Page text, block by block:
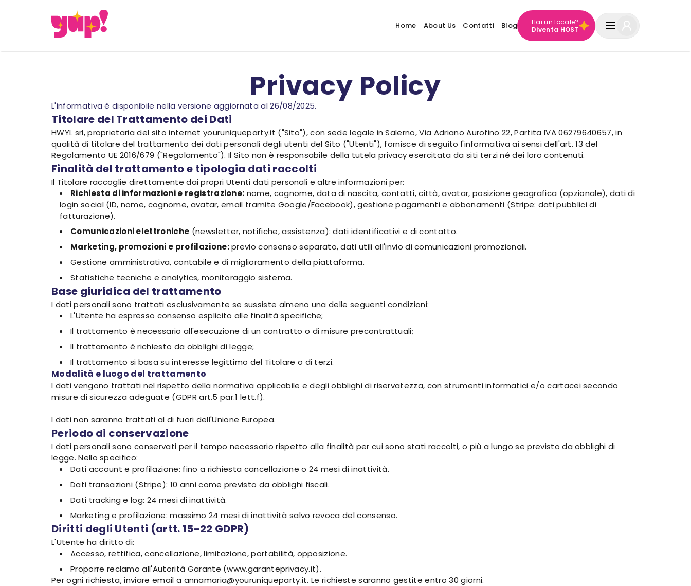
Home About Us Contatti Blog
Hai un locale?
Diventa HOST
Privacy Policy
L'informativa è disponibile nella versione aggiornata al 26/08/2025.
Titolare del Trattamento dei Dati
HWYL srl, proprietaria del sito internet youruniqueparty.it ("Sito"), con sede legale in Salerno, Via Adriano Aurofino 22, Partita IVA 06279640657, in
qualità di titolare del trattamento dei dati personali degli utenti del Sito ("Utenti"), fornisce di seguito l'informativa ai sensi dell'art. 13 del
Regolamento UE 2016/679 ("Regolamento"). Il Sito non è responsabile della tutela privacy esercitata da siti terzi né dei loro contenuti.
Finalità del trattamento e tipologia dati raccolti
Il Titolare raccoglie direttamente dai propri Utenti dati personali e altre informazioni per:
Richiesta di informazioni e registrazione: nome, cognome, data di nascita, contatti, città, avatar, posizione geografica (opzionale), dati di
login social (ID, nome, cognome, avatar, email tramite Google/Facebook), gestione pagamenti e abbonamenti (Stripe: dati pubblici di
fatturazione).
Comunicazioni elettroniche (newsletter, notifiche, assistenza): dati identificativi e di contatto.
Marketing, promozioni e profilazione:previo consenso separato, dati utili all'invio di comunicazioni promozionali.
Gestione amministrativa, contabile e di miglioramento della piattaforma.
Statistiche tecniche e analytics, monitoraggio sistema.
Base giuridica del trattamento
I dati personali sono trattati esclusivamente se sussiste almeno una delle seguenti condizioni:
L'Utente ha espresso consenso esplicito alle finalità specifiche;
Il trattamento è necessario all'esecuzione di un contratto o di misure precontrattuali;
Il trattamento è richiesto da obblighi di legge;
Il trattamento si basa su interesse legittimo del Titolare o di terzi.
Modalità e luogo del trattamento
I dati vengono trattati nel rispetto della normativa applicabile e degli obblighi di riservatezza, con strumenti informatici e/o cartacei secondo
misure di sicurezza adeguate (GDPR art.5 par.1 lett.f).
I dati non saranno trattati al di fuori dell'Unione Europea.
Periodo di conservazione
I dati personali sono conservati per il tempo necessario rispetto alla finalità per cui sono stati raccolti, o più a lungo se previsto da obblighi di
legge. Nello specifico:
Dati account e profilazione: fino a richiesta cancellazione o 24 mesi di inattività.
Dati transazioni (Stripe): 10 anni come previsto da obblighi fiscali.
Dati tracking e log: 24 mesi di inattività.
Marketing e profilazione: massimo 24 mesi di inattività salvo revoca del consenso.
Diritti degli Utenti (artt. 15-22 GDPR)
L'Utente ha diritto di:
Accesso, rettifica, cancellazione, limitazione, portabilità, opposizione.
Proporre reclamo all'Autorità Garante (www.garanteprivacy.it).
Per ogni richiesta, inviare email a annamaria@youruniqueparty.it. Le richieste saranno gestite entro 30 giorni.